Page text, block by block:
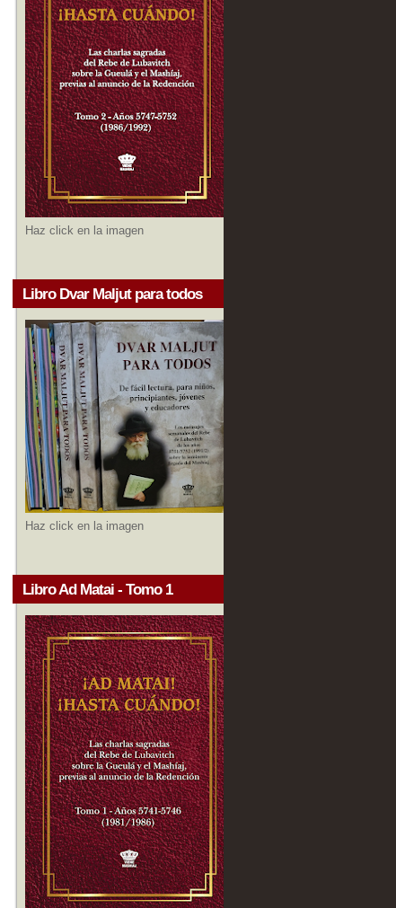
Haz click en la imagen
Libro Dvar Maljut para todos
Haz click en la imagen
Libro Ad Matai - Tomo 1